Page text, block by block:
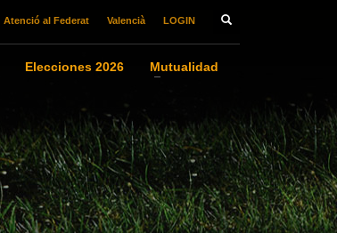
Atenció al Federat Valencià LOGIN
Elecciones 2026
Mutualidad